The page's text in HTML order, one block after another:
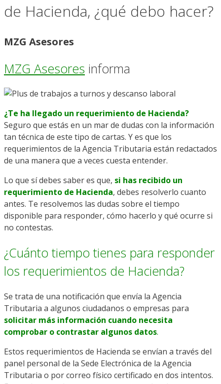
de Hacienda, ¿qué debo hacer?
MZG Asesores
MZG Asesores informa
¿Te ha llegado un requerimiento de Hacienda?
Seguro que estás en un mar de dudas con la información
tan técnica de este tipo de cartas. Y es que los
requerimientos de la Agencia Tributaria están redactados
de una manera que a veces cuesta entender.
Lo que sí debes saber es que, si has recibido un
requerimiento de Hacienda, debes resolverlo cuanto
antes. Te resolvemos las dudas sobre el tiempo
disponible para responder, cómo hacerlo y qué ocurre si
no contestas.
¿Cuánto tiempo tienes para responder
los requerimientos de Hacienda?
Se trata de una notificación que envía la Agencia
Tributaria a algunos ciudadanos o empresas para
solicitar más información cuando necesita
comprobar o contrastar algunos datos.
Estos requerimientos de Hacienda se envían a través del
panel personal de la Sede Electrónica de la Agencia
Tributaria o por correo físico certificado en dos intentos.